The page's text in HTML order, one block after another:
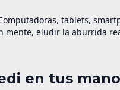
tablets,
mente, eludir la aburrida
realidad aumentada
en tus